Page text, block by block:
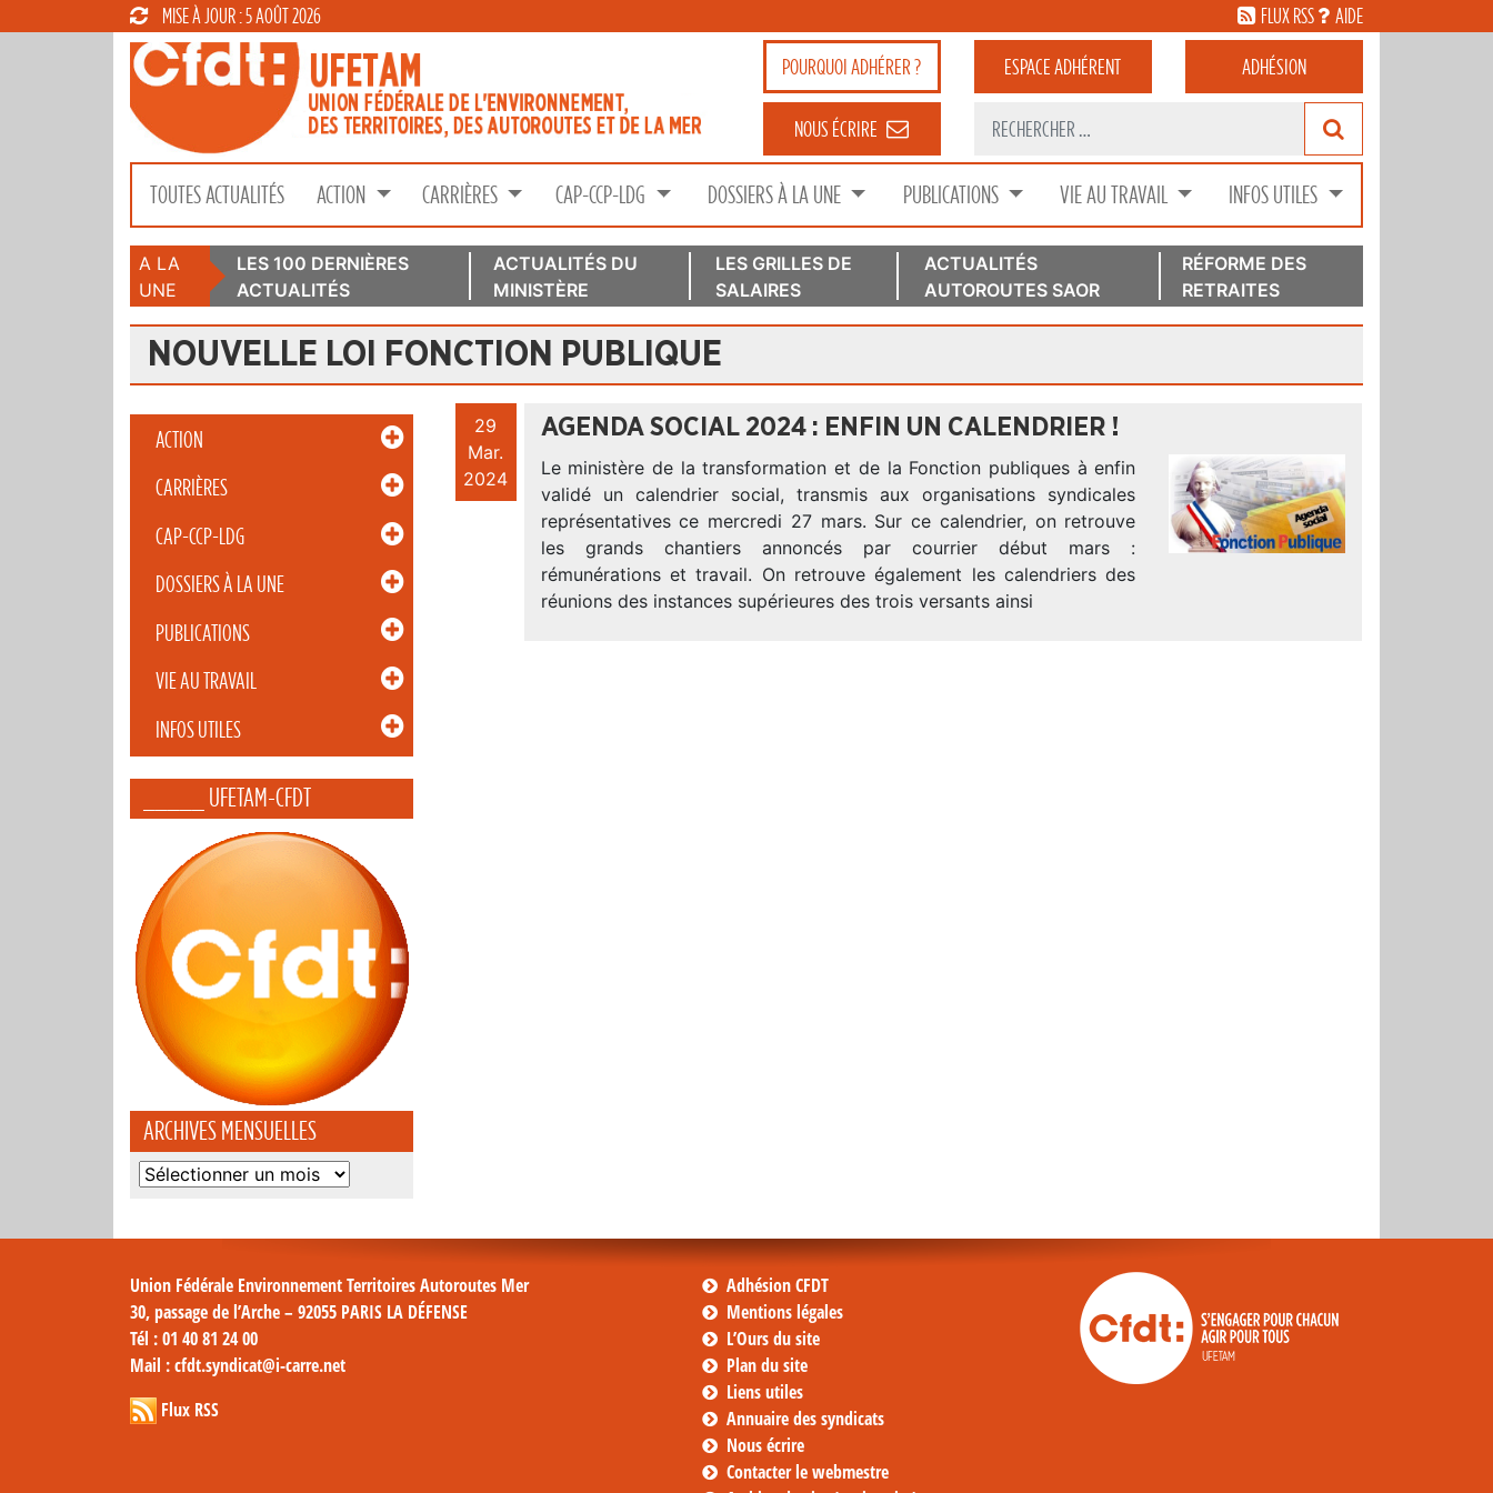
MISE À JOUR : 5 AOÛT 2026 FLUX RSS AIDE
POURQUOIADHÉRER ? ESPACEADHÉRENT ADHÉSION
NOUS ÉCRIRE
TOUTES ACTUALITÉS ACTION CARRIÈRES CAP-CCP-LDG DOSSIERS À LA UNE PUBLICATIONS VIE AU TRAVAIL INFOS UTILES
A LA
UNE
LES 100 DERNIÈRES
ACTUALITÉS
ACTUALITÉS DU
MINISTÈRE
LES GRILLES DE
SALAIRES
ACTUALITÉS
AUTOROUTES SAOR
RÉFORME DES
RETRAITES
NOUVELLE LOI FONCTION PUBLIQUE
ACTION
CARRIÈRES
CAP-CCP-LDG
DOSSIERS À LA UNE
PUBLICATIONS
VIE AU TRAVAIL
INFOS UTILES
_____ UFETAM-CFDT
ARCHIVES MENSUELLES
Archives
29
Mar.
2024
AGENDA SOCIAL 2024 : ENFIN UN CALENDRIER !
Le ministère de la transformation et de la Fonction publiques à enfin
validé un calendrier social, transmis aux organisations syndicales
représentatives ce mercredi 27 mars. Sur ce calendrier, on retrouve
les grands chantiers annoncés par courrier début mars :
rémunérations et travail. On retrouve également les calendriers des
réunions des instances supérieures des trois versants ainsi
Union Fédérale Environnement Territoires Autoroutes Mer
30, passage de l’Arche – 92055 PARIS LA DÉFENSE
Tél : 01 40 81 24 00
Mail : cfdt.syndicat@i-carre.net
Flux RSS
Adhésion CFDT
Mentions légales
L’Ours du site
Plan du site
Liens utiles
Annuaire des syndicats
Nous écrire
Contacter le webmestre